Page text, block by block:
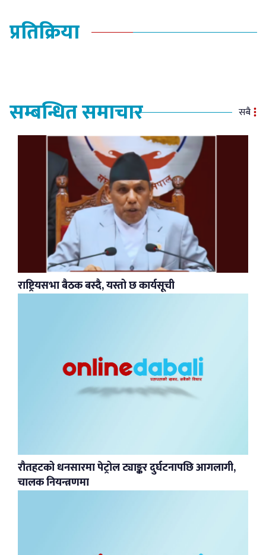
प्रतिक्रिया
सम्बन्धित समाचार सबै
राष्ट्रियसभा बैठक बस्दै, यस्तो छ कार्यसूची
रौतहटको धनसारमा पेट्रोल ट्याङ्कर दुर्घटनापछि आगलागी,
चालक नियन्त्रणमा